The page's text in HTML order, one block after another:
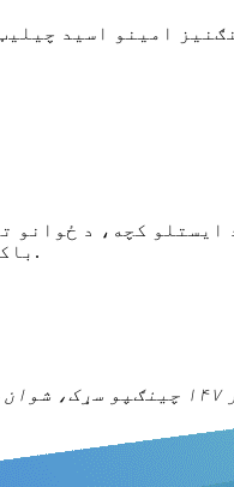
کچه، د ځوانو
باکتریا، ویروسونو، فنګسي یا فشار په وړاندې ساتنه.
چین